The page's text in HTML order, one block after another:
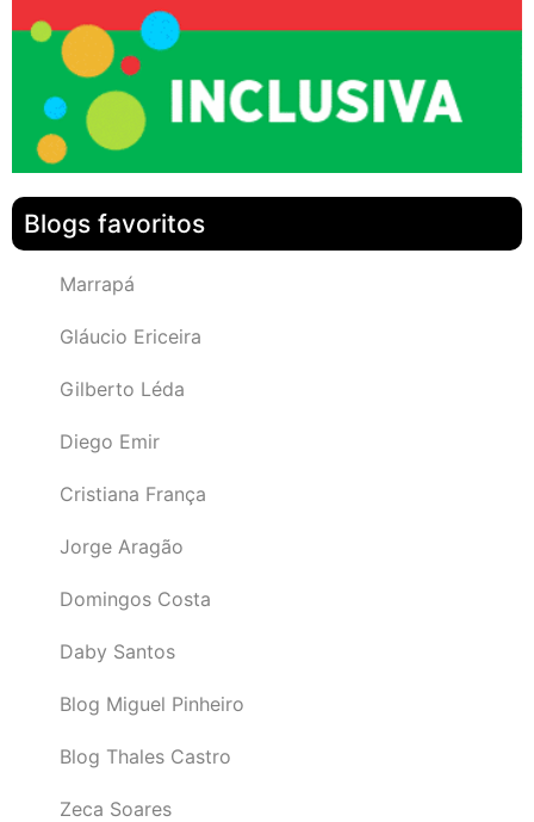
Blogs favoritos
Marrapá
Gláucio Ericeira
Gilberto Léda
Diego Emir
Cristiana França
Jorge Aragão
Domingos Costa
Daby Santos
Blog Miguel Pinheiro
Blog Thales Castro
Zeca Soares